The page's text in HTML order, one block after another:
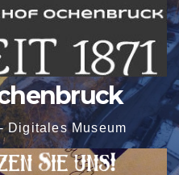
Digitales Museum